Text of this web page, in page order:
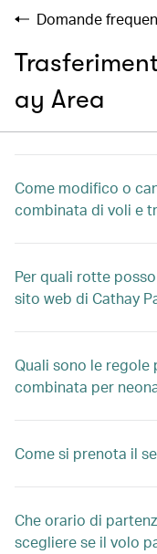
Domande
ay Area
Come modifico o
combinata di voli e
Per quali rotte
sito web di Cathay
Quali sono le
combinata per
Come si prenota il
Che orario di
scegliere se il volo